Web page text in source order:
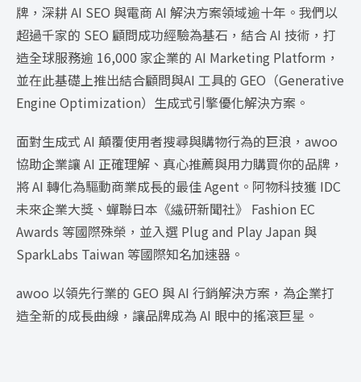
牌，深耕 AI SEO 與電商 AI 解決方案領域逾十年。我們以
超過千家的 SEO 顧問成功經驗為基石，結合 AI 技術，打
造全球服務逾 16,000 家企業的 AI Marketing Platform，
並在此基礎上推出結合顧問與AI 工具的 GEO（Generative
Engine Optimization）生成式引擎優化解決方案。
面對生成式 AI 顛覆使用者搜尋與購物行為的巨浪，awoo
協助企業讓 AI 正確理解、真心推薦與用力購買你的品牌，
將 AI 轉化為驅動商業成長的最佳 Agent。阿物科技獲 IDC
未來企業大獎、蟬聯日本《繊研新聞社》 Fashion EC
Awards 等國際殊榮，並入選 Plug and Play Japan 與
SparkLabs Taiwan 等國際知名加速器。
awoo 以領先行業的 GEO 與 AI 行銷解決方案，為企業打
造全新的成長曲線，讓品牌成為 AI 眼中的搖滾巨星。